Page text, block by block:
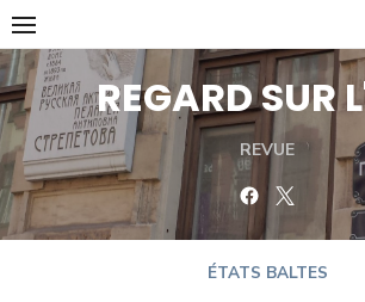
Skip
to
content
REGARD SUR
REVUE
FacebookTwitter
ÉTATS BALTES